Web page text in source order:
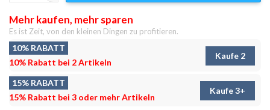
Mehr kaufen, mehr sparen
Es ist Zeit, von den kleinen Dingen zu profitieren.
10% RABATT
10% Rabatt bei 2 Artikeln
Kaufe 2
15% RABATT
15% Rabatt bei 3 oder mehr Artikeln
Kaufe 3+